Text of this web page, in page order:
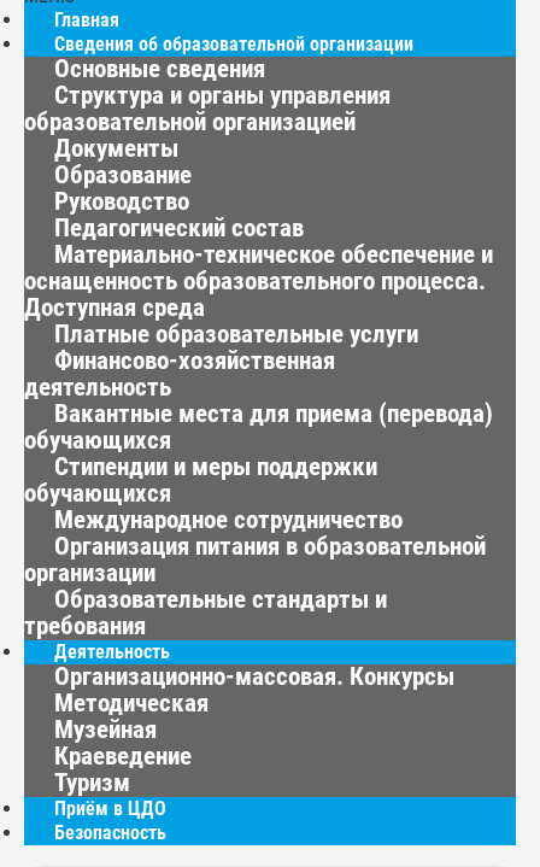
Главная
Сведения об образовательной организации
Основные сведения
Структура и органы управления
образовательной организацией
Документы
Образование
Руководство
Педагогический состав
Материально-техническое обеспечение и
оснащенность образовательного процесса.
Доступная среда
Платные образовательные услуги
Финансово-хозяйственная
деятельность
Вакантные места для приема (перевода)
обучающихся
Стипендии и меры поддержки
обучающихся
Международное сотрудничество
Организация питания в образовательной
организации
Образовательные стандарты и
требования
Деятельность
Организационно-массовая. Конкурсы
Методическая
Музейная
Краеведение
Туризм
Приём в ЦДО
Безопасность